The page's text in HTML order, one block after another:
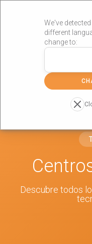
We've
different
change to:
»
Descubre todos